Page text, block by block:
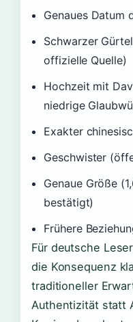
Genaues Datum
Schwarzer
offizielle Quelle)
Hochzeit mit
niedrige
Exakter
Geschwister
Genaue Größe
bestätigt)
Frühere
Für deutsche
die Konsequenz
traditioneller
Authentizität statt